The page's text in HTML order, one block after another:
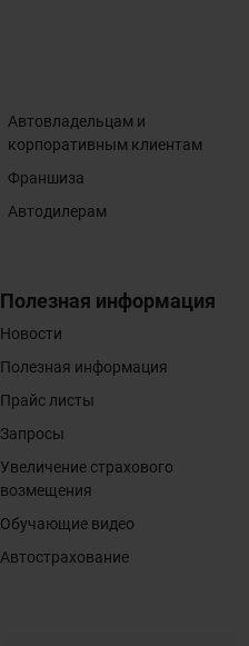
Автовладельцам и
корпоративным клиентам
Франшиза
Автодилерам
Полезная информация
Новости
Полезная информация
Прайс листы
Запросы
Увеличение страхового
возмещения
Обучающие видео
Автострахование